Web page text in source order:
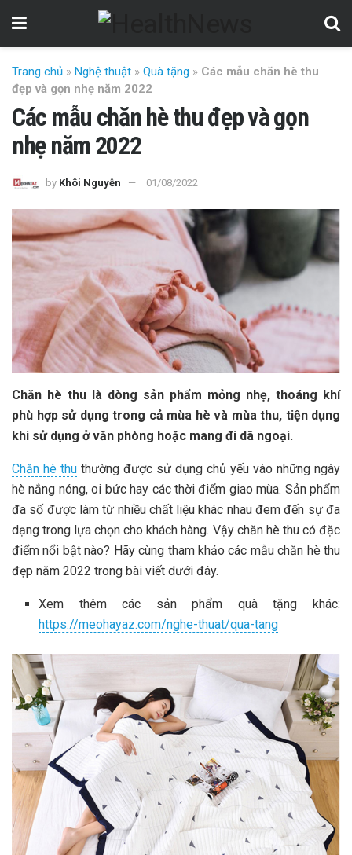
Trang chủ » Nghệ thuật » Quà tặng » Các mẫu chăn hè thu
đẹp và gọn nhẹ năm 2022
Các mẫu chăn hè thu đẹp và gọn
nhẹ năm 2022
by Khôi Nguyễn 01/08/2022
Chăn hè thu là dòng sản phẩm mỏng nhẹ, thoáng khí
phù hợp sử dụng trong cả mùa hè và mùa thu, tiện dụng
khi sử dụng ở văn phòng hoặc mang đi dã ngoại.
Chăn hè thu thường được sử dụng chủ yếu vào những ngày
hè nắng nóng, oi bức hay các thời điểm giao mùa. Sản phẩm
đa số được làm từ nhiều chất liệu khác nhau đem đến sự đa
dạng trong lựa chọn cho khách hàng. Vậy chăn hè thu có đặc
điểm nổi bật nào? Hãy cùng tham khảo các mẫu chăn hè thu
đẹp năm 2022 trong bài viết dưới đây.
Xem thêm các sản phẩm quà tặng khác:
https://meohayaz.com/nghe-thuat/qua-tang